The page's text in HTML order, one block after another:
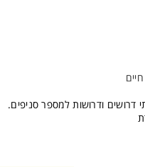
דרושים ודרושות למספר סניפים.